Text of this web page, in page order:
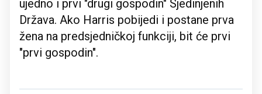
ujedno i prvi "drugi gospodin" Sjedinjenih
Država. Ako Harris pobijedi i postane prva
žena na predsjedničkoj funkciji, bit će prvi
"prvi gospodin".